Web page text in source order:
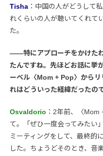
Tisha ：中国の人がどうして
れくらいの人が聴いてくれて
た。
――特にアプローチをかけた
たんですね。先ほどお話に挙
ーベル〈Mom + Pop〉からリ
れはどういった経緯だったの
Osvaldorio ：2年前、〈
て。「ぜひ一度会ってみたい
ミーティングをして、最終的
した。ちょうどそのとき、音